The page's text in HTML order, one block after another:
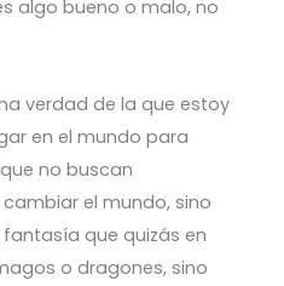
algo bueno o malo, no
verdad de la que estoy
en el mundo para
no buscan
el mundo, sino
que quizás en
o dragones, sino